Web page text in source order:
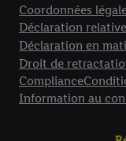
Coordonnées
Déclaration
Déclaration en
Droit de
Compliance
Information au